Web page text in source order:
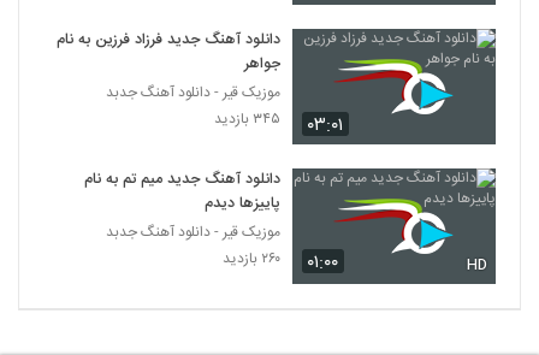
5735
موزیک زیبای آرامش از علی نجفی
۲۲۷ بازدید
Vahid Keshtkar Adat
۲۴۷ بازدید
آهنگ رضا شیری بنام چشمون سیاه
دانلود آهنگ روزبه بمانی اسمت که میاد (اجرای
۳۱۷ بازدید
۰۳:۰۱
دانلود آهنگ جدید فرزاد فرزین به نام
جواهر
موزیک قیر - دانلود آهنگ جدبد
۳۴۵ بازدید
۰۱:۰۰ HD
دانلود آهنگ جدید میم تم به نام
پاییزها دیدم
موزیک قیر - دانلود آهنگ جدبد
۲۶۰ بازدید